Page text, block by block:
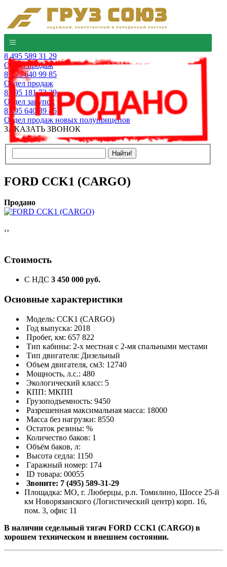
8 495 589 31 29
Отдел продаж
8 495 640 99 85
Отдел продаж
8 495 181 73 29
Отдел закупок
8 495 640 39 45
Отдел продаж новых полуприцепов
ЗАКАЗАТЬ ЗВОНОК
FORD CCK1 (CARGO)
Продано
‹›
Стоимость
С НДС 3 450 000 руб.
Основные характеристики
Модель: CCK1 (CARGO)
Год выпуска: 2018
Пробег, км: 657 822
Тип кабины: 2-х местная с 2-мя спальными местами
Тип двигателя: Дизельный
Объем двигателя, см3: 12740
Мощность, л.с.: 480
Экологический класс: 5
КПП: МКПП
Грузоподъемность: 9450
Разрешенная максимальная масса: 18000
Масса без нагрузки: 8550
Остаток резины: %
Количество баков: 1
Объём баков, л:
Высота седла: 1150
Гаражный номер: 174
ID товара: 00055
Звоните: 7 (495) 589-31-29
Площадка: МО, г. Люберцы, р.п. Томилино, Шоссе 25-й
км Новорязанского (Логистический центр) корп. 16,
пом. 3, офис 11
В наличии седельный тягач FORD CCK1 (CARGO) в
хорошем техническом и внешнем состоянии.